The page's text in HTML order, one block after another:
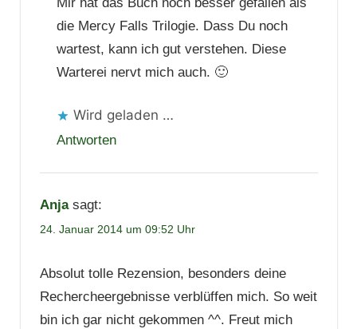
die Mercy Falls Trilogie. Dass Du noch
wartest, kann ich gut verstehen. Diese
Warterei nervt mich auch. 🙂
Wird geladen …
Antworten
Anja sagt:
24. Januar 2014 um 09:52 Uhr
Absolut tolle Rezension, besonders deine
Rechercheergebnisse verblüffen mich. So weit
bin ich gar nicht gekommen ^^. Freut mich